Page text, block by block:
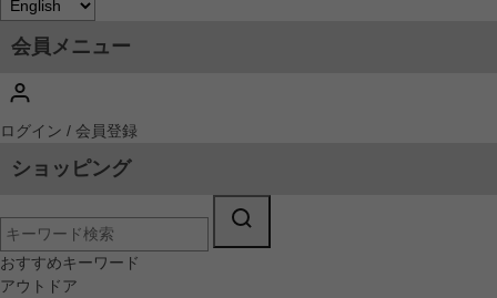
会員メニュー
ログイン / 会員登録
ショッピング
おすすめキーワード
アウトドア